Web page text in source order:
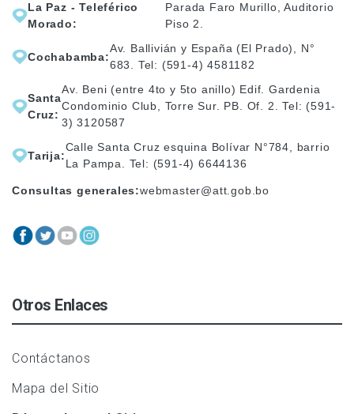
La Paz - Teleférico
Morado:
Parada Faro Murillo, Auditorio
Piso 2.
Cochabamba:
Av. Ballivián y España (El Prado), N°
683. Tel: (591-4) 4581182
Santa
Cruz:
Av. Beni (entre 4to y 5to anillo) Edif. Gardenia
Condominio Club, Torre Sur. PB. Of. 2. Tel: (591-
3) 3120587
Tarija:
Calle Santa Cruz esquina Bolívar N°784, barrio
La Pampa. Tel: (591-4) 6644136
Consultas generales:webmaster@att.gob.bo
Otros Enlaces
Contáctanos
Mapa del Sitio